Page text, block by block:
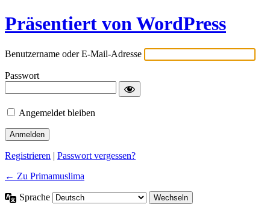
Präsentiert von WordPress
Benutzername oder E-Mail-Adresse
Passwort
Angemeldet bleiben
Registrieren | Passwort vergessen?
← Zu Primamuslima
Sprache